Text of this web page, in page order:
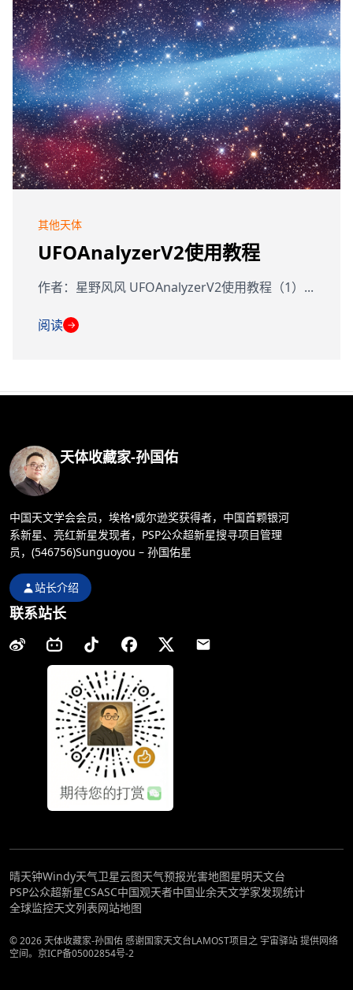
其他天体
UFOAnalyzerV2使用教程
作者：星野风风 UFOAnalyzerV2使用教程（1）...
阅读 →
天体收藏家-孙国佑
中国天文学会会员，埃格•威尔逊奖获得者，中国首颗银河
系新星、亮红新星发现者，PSP公众超新星搜寻项目管理
员，(546756)Sunguoyou – 孙国佑星
站长介绍
联系站长
晴天钟Windy天气卫星云图天气预报光害地图星明天文台
PSP公众超新星CSASC中国观天者中国业余天文学家发现统计
全球监控天文列表网站地图
© 2026 天体收藏家-孙国佑 感谢国家天文台LAMOST项目之 宇宙驿站 提供网络
空间。 京ICP备05002854号-2